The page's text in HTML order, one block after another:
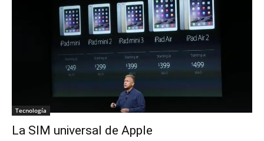
Tecnología
La SIM universal de Apple